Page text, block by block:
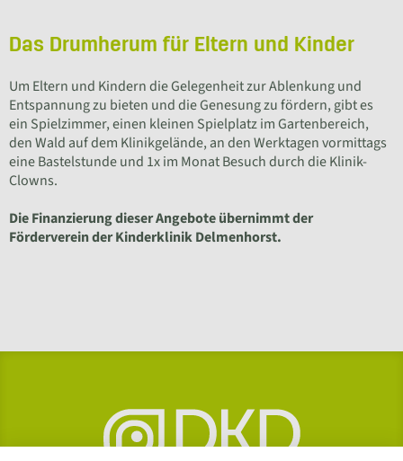
Das Drumherum für Eltern und Kinder
Um Eltern und Kindern die Gelegenheit zur Ablenkung und
Entspannung zu bieten und die Genesung zu fördern, gibt es
ein Spielzimmer, einen kleinen Spielplatz im Gartenbereich,
den Wald auf dem Klinikgelände, an den Werktagen vormittags
eine Bastelstunde und 1x im Monat Besuch durch die Klinik-
Clowns.
Die Finanzierung dieser Angebote übernimmt der
Förderverein der Kinderklinik Delmenhorst.